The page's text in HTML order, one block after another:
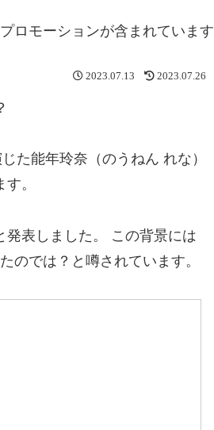
ロモーションが含まれています
2023.07.13 2023.07.26
た能年玲奈（のうねん れな）
。
発表しました。 この背景には
のでは？と噂されています。